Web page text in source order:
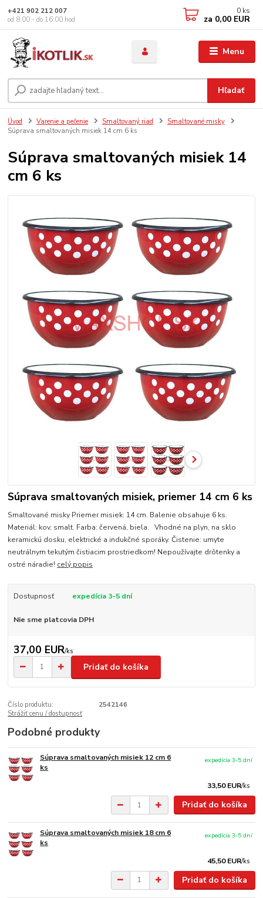
Menu
Hľadať
+421 902 212 007
od 8:00 - do 16:00 hod
0 ks
za 0,00 EUR
Úvod Varenie a pečenie Smaltovaný riad
Smaltované misky
Súprava smaltovaných misiek 14 cm 6 ks
Súprava smaltovaných misiek 14
cm 6 ks
Súprava smaltovaných misiek, priemer 14 cm 6 ks
Smaltované misky Priemer misiek: 14 cm. Balenie obsahuje 6 ks.
Materiál: kov, smalt. Farba: červená, biela. Vhodné na plyn, na sklo
keramickú dosku, elektrické a indukčné sporáky. Čistenie: umyte
neutrálnym tekutým čistiacim prostriedkom! Nepoužívajte drôtenky a
ostré náradie! celý popis
Dostupnosť expedícia 3-5 dní
Nie sme platcovia DPH
37,00 EUR/ks
Pridať do košíka
Číslo produktu:
2542146
Strážiť cenu / dostupnosť
Podobné produkty
Súprava smaltovaných misiek 12 cm 6
ks
33,50 EUR/ks
expedícia 3-5 dní
Pridať do košíka
Súprava smaltovaných misiek 18 cm 6
ks
45,50 EUR/ks
expedícia 3-5 dní
Pridať do košíka